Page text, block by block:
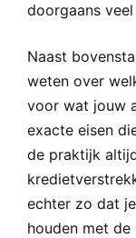
doorgaans
Naast
weten over
voor wat jouw
exacte eisen
de praktijk
echter zo dat
houden met de